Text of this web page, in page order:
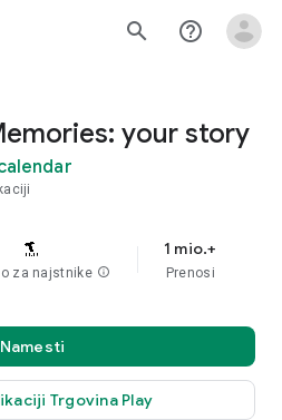
search help_outline
your story
za najstnike info
1 mio.+
Prenosi
Namesti
Trgovina Play